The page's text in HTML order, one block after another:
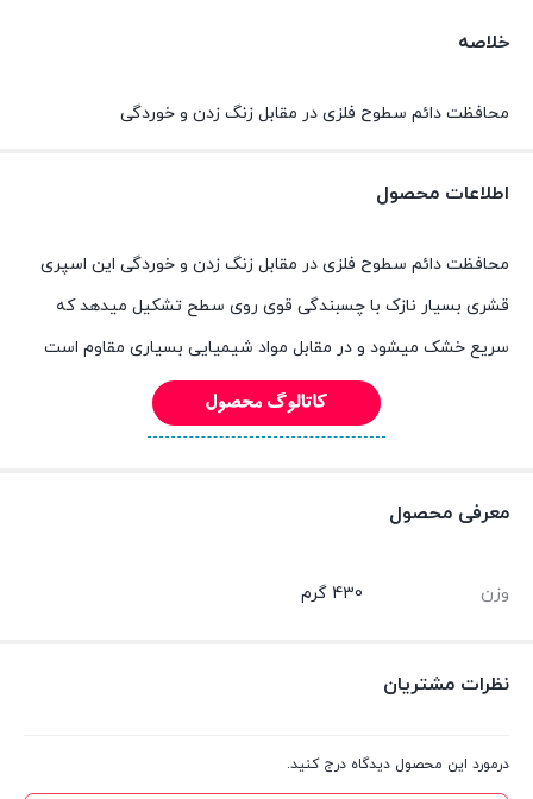
خلاصه
محافظت دائم سطوح فلزی در مقابل زنگ زدن و خوردگی
اطلاعات محصول
محافظت دائم سطوح فلزی در مقابل زنگ زدن و خوردگی این اسپری
قشری بسیار نازک با چسبندگی قوی روی سطح تشکیل میدهد که
سریع خشک میشود و در مقابل مواد شیمیایی بسیاری مقاوم است
معرفی محصول
وزن 430 گرم
نظرات مشتریان
درمورد این محصول دیدگاه درج کنید.